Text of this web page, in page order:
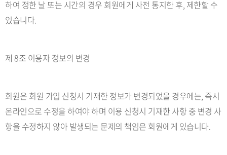
하여 정한 날 또는 시간의 경우 회원에게 사전 통지한 후, 제한할 수
있습니다.
제 8조 이용자 정보의 변경
회원은 회원 가입 신청시 기재한 정보가 변경되었을 경우에는, 즉시
온라인으로 수정을 하여야 하며 이용 신청시 기재한 사항 중 변경 사
항을 수정하지 않아 발생되는 문제의 책임은 회원에게 있습니다.